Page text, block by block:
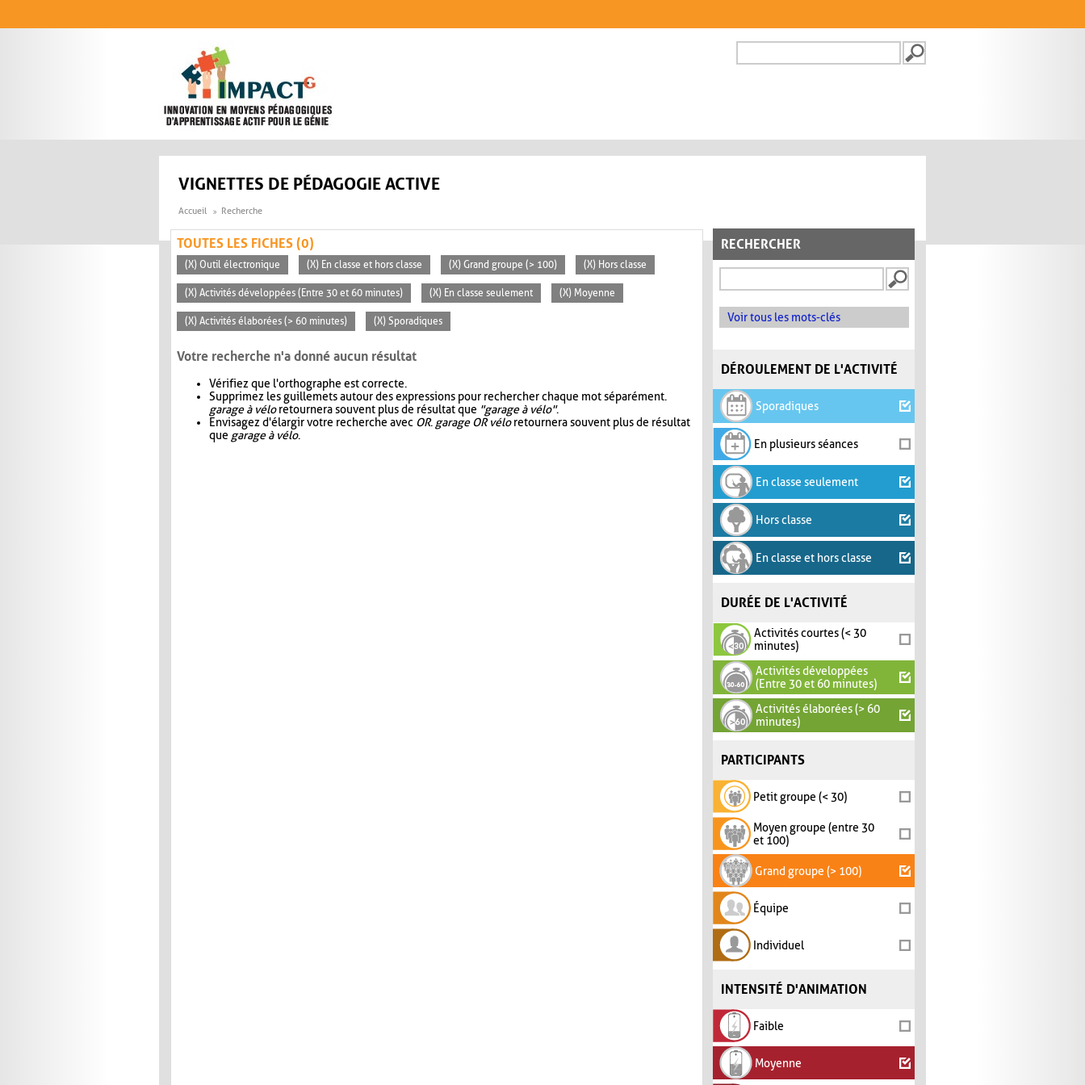
FORMULAIRE DE
VIGNETTES DE PÉDAGOGIE ACTIVE
Accueil Recherche
RECHERCHER
Voir tous les mots-clés
DÉROULEMENT DE L'ACTIVITÉ
Sporadiques
En plusieurs séances
En classe seulement
Hors classe
En classe et hors classe
DURÉE DE L'ACTIVITÉ
Activités courtes (< 30
minutes)
Activités développées
(Entre 30 et 60 minutes)
Activités élaborées (> 60
minutes)
PARTICIPANTS
Petit groupe (< 30)
Moyen groupe (entre 30
et 100)
Grand groupe (> 100)
Équipe
Individuel
INTENSITÉ D'ANIMATION
Faible
Moyenne
TOUTES LES FICHES (0)
(X) Outil électronique (X) En classe et hors classe (X) Grand groupe (> 100) (X) Hors classe
(X) Activités développées (Entre 30 et 60 minutes) (X) En classe seulement (X) Moyenne
(X) Activités élaborées (> 60 minutes) (X) Sporadiques
Votre recherche n'a donné aucun résultat
Vérifiez que l'orthographe est correcte.
Supprimez les guillemets autour des expressions pour rechercher chaque mot séparément.
garage à véloretournera souvent plus de résultat que "garage à vélo".
Envisagez d'élargir votre recherche avec OR. garage OR véloretournera souvent plus de résultat
que garage à vélo.